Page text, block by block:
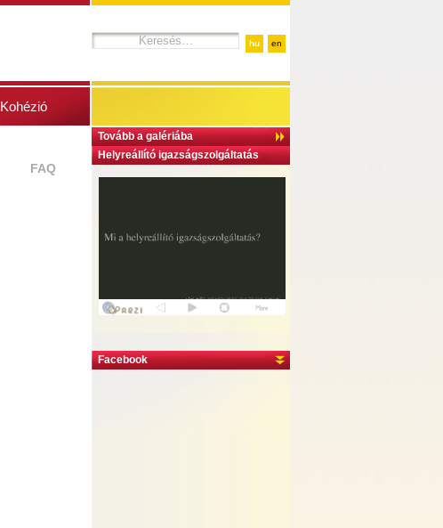
hu en
Tovább a galériába
Helyreállító igazságszolgáltatás
Facebook
Kohézió
FAQ